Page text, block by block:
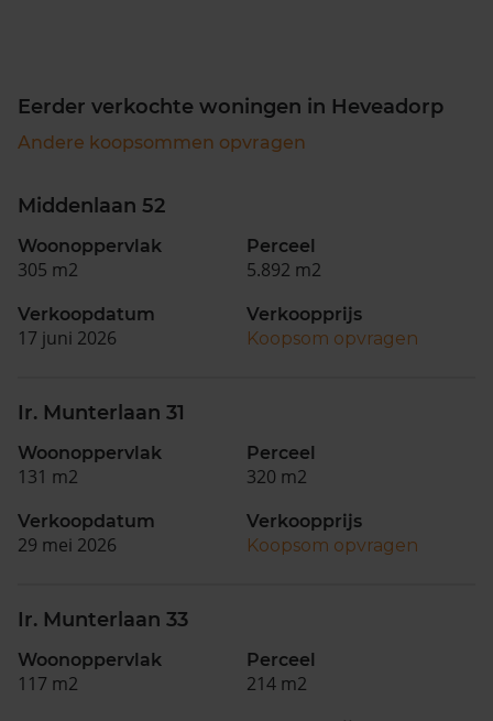
Eerder verkochte woningen in Heveadorp
Andere koopsommen opvragen
Middenlaan 52
Woonoppervlak
305 m2
Perceel
5.892 m2
Verkoopdatum
17 juni 2026
Verkoopprijs
Koopsom opvragen
Ir. Munterlaan 31
Woonoppervlak
131 m2
Perceel
320 m2
Verkoopdatum
29 mei 2026
Verkoopprijs
Koopsom opvragen
Ir. Munterlaan 33
Woonoppervlak
117 m2
Perceel
214 m2